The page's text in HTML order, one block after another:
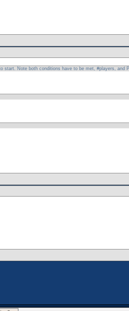
Note both conditions have to be met, #players, and